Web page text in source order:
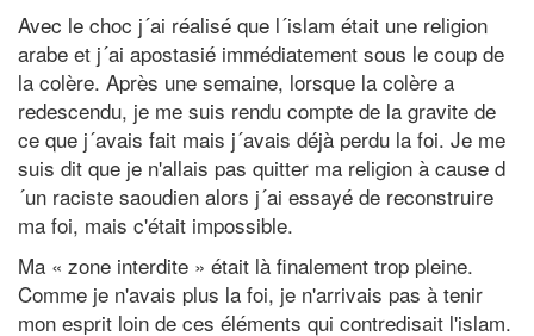
Avec le choc j´ai réalisé que l´islam était une religion
arabe et j´ai apostasié immédiatement sous le coup de
la colère. Après une semaine, lorsque la colère a
redescendu, je me suis rendu compte de la gravite de
ce que j´avais fait mais j´avais déjà perdu la foi. Je me
suis dit que je n'allais pas quitter ma religion à cause d
´un raciste saoudien alors j´ai essayé de reconstruire
ma foi, mais c'était impossible.
Ma « zone interdite » était là finalement trop pleine.
Comme je n'avais plus la foi, je n'arrivais pas à tenir
mon esprit loin de ces éléments qui contredisait l'islam.